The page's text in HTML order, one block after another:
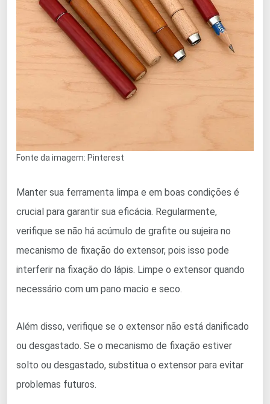
Fonte da imagem: Pinterest
Manter sua ferramenta limpa e em boas condições é
crucial para garantir sua eficácia. Regularmente,
verifique se não há acúmulo de grafite ou sujeira no
mecanismo de fixação do extensor, pois isso pode
interferir na fixação do lápis. Limpe o extensor quando
necessário com um pano macio e seco.
Além disso, verifique se o extensor não está danificado
ou desgastado. Se o mecanismo de fixação estiver
solto ou desgastado, substitua o extensor para evitar
problemas futuros.